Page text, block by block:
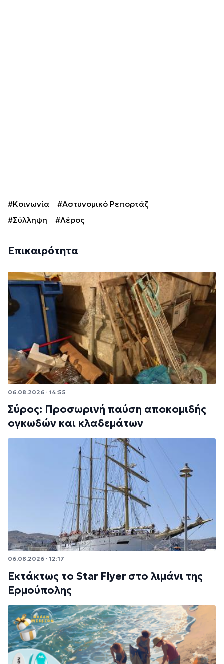
#Κοινωνία
#Αστυνομικό Ρεπορτάζ
#Σύλληψη
#Λέρος
Επικαιρότητα
06.08.2026 · 14:55
Σύρος: Προσωρινή παύση αποκομιδής
ογκωδών και κλαδεμάτων
06.08.2026 · 12:17
Εκτάκτως το Star Flyer στο λιμάνι της
Ερμούπολης